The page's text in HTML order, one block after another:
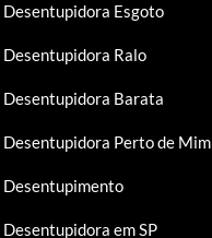
Desentupidora Esgoto
Desentupidora Ralo
Desentupidora Barata
Desentupidora Perto de Mim
Desentupimento
Desentupidora em SP